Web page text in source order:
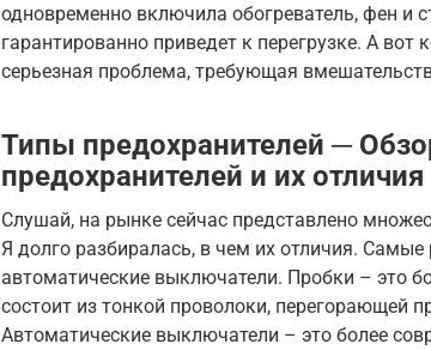
одновременно включила обогреватель, фен и
гарантированно приведет к перегрузке. А
серьезная проблема, требующая
Типы предохранителей ─
предохранителей и их отличия
Слушай, на рынке сейчас представлено
Я долго разбиралась, в чем их отличия.
автоматические выключатели. Пробки – это
состоит из тонкой проволоки, перегорающей
Автоматические выключатели – это более